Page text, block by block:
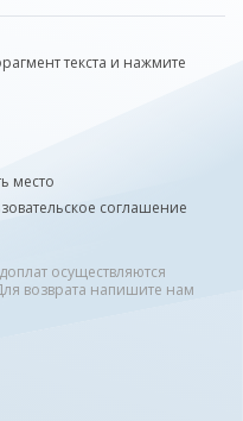
текста и нажмите
место
соглашение
осуществляются
возврата напишите нам